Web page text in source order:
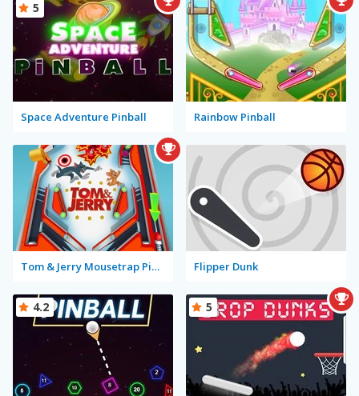
Space Adventure Pinball
5
Rainbow Pinball
Tom & Jerry Mousetrap Pinball Flipper Dunk
4.2 5